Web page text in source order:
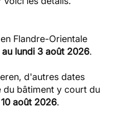
Flandre-Orientale
au lundi 3 août 2026.
d'autres dates
du bâtiment y court du
août 2026.